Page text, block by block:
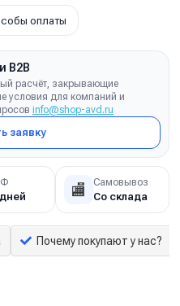
оплаты
B2B
расчёт, закрывающие
условия для компаний и
info@shop-avd.ru
заявку
🏬 Самовывоз
Со склада
Почему покупают у нас?